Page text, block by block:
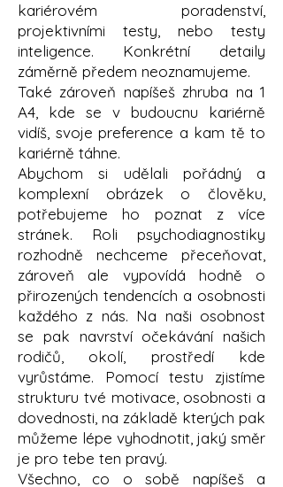
kariérovém poradenství,
projektivními testy, nebo testy
inteligence. Konkrétní detaily
záměrně předem neoznamujeme.
Také zároveň napíšeš zhruba na 1
A4, kde se v budoucnu kariérně
vidíš, svoje preference a kam tě to
kariérně táhne.
Abychom si udělali pořádný a
komplexní obrázek o člověku,
potřebujeme ho poznat z více
stránek. Roli psychodiagnostiky
rozhodně nechceme přeceňovat,
zároveň ale vypovídá hodně o
přirozených tendencích a osobnosti
každého z nás. Na naši osobnost
se pak navrství očekávání našich
rodičů, okolí, prostředí kde
vyrůstáme. Pomocí testu zjistíme
strukturu tvé motivace, osobnosti a
dovednosti, na základě kterých pak
můžeme lépe vyhodnotit, jaký směr
je pro tebe ten pravý.
Všechno, co o sobě napíšeš a